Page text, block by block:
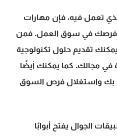
تعمل فيه، فإن مهارات
فرصك في سوق العمل. فمن
تقديم حلول تكنولوجية
في مجالك. كما يمكنك أيضًا
بك واستغلال فرص السوق
الجوال يفتح أبوابًا